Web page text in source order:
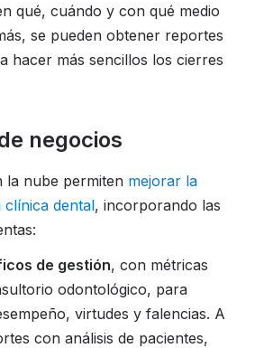
qué, cuándo y con qué medio
se pueden obtener reportes
hacer más sencillos los cierres
negocios
la nube permiten mejorar la
clínica dental, incorporando las
de gestión, con métricas
odontológico, para
virtudes y falencias. A
con análisis de pacientes,